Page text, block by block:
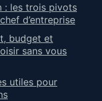
: les trois pivots
d’entreprise
budget et
sans vous
utiles pour